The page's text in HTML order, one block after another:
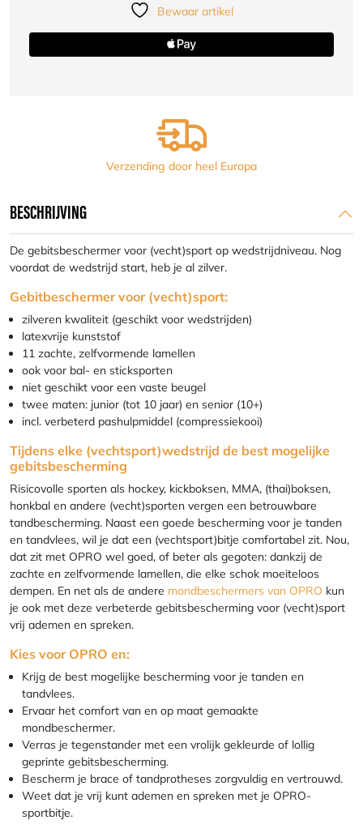
of
senior
Bewaar artikel
Verzending door heel Europa
BESCHRIJVING
De gebitsbeschermer voor (vecht)sport op wedstrijdniveau. Nog
voordat de wedstrijd start, heb je al zilver.
Gebitbeschermer voor (vecht)sport:
zilveren kwaliteit (geschikt voor wedstrijden)
latexvrije kunststof
11 zachte, zelfvormende lamellen
ook voor bal- en sticksporten
niet geschikt voor een vaste beugel
twee maten: junior (tot 10 jaar) en senior (10+)
incl. verbeterd pashulpmiddel (compressiekooi)
Tijdens elke (vechtsport)wedstrijd de best mogelijke
gebitsbescherming
Risicovolle sporten als hockey, kickboksen, MMA, (thai)boksen,
honkbal en andere (vecht)sporten vergen een betrouwbare
tandbescherming. Naast een goede bescherming voor je tanden
en tandvlees, wil je dat een (vechtsport)bitje comfortabel zit. Nou,
dat zit met OPRO wel goed, of beter als gegoten: dankzij de
zachte en zelfvormende lamellen, die elke schok moeiteloos
dempen. En net als de andere mondbeschermers van OPRO kun
je ook met deze verbeterde gebitsbescherming voor (vecht)sport
vrij ademen en spreken.
Kies voor OPRO en:
Krijg de best mogelijke bescherming voor je tanden en
tandvlees.
Ervaar het comfort van en op maat gemaakte
mondbeschermer.
Verras je tegenstander met een vrolijk gekleurde of lollig
geprinte gebitsbescherming.
Bescherm je brace of tandprotheses zorgvuldig en vertrouwd.
Weet dat je vrij kunt ademen en spreken met je OPRO-
sportbitje.